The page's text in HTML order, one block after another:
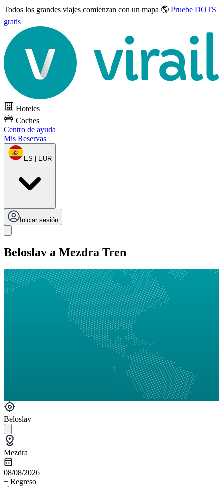
Todos los grandes viajes comienzan con un mapa 🌎 Pruebe DOTS
gratis
Hoteles
Coches
Centro de ayuda
Mis Reservas
ES | EUR
Iniciar sesión
Beloslav a Mezdra Tren
Beloslav
Mezdra
08/08/2026
+ Regreso